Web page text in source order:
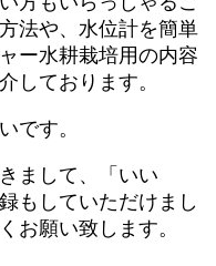
法や、水位計を簡単
ー水耕栽培用の内容
しております。
です。
まして、「いい
もしていただけまし
お願い致します。